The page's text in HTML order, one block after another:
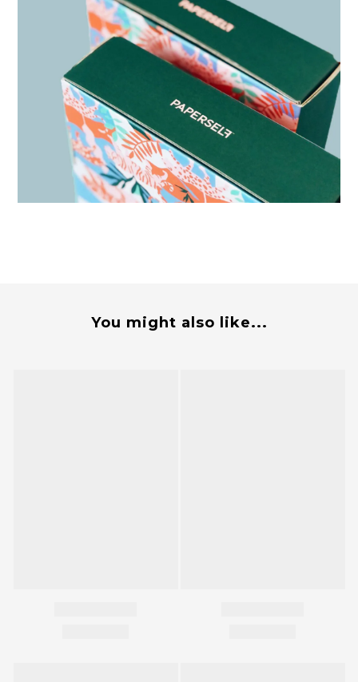
You might also like...